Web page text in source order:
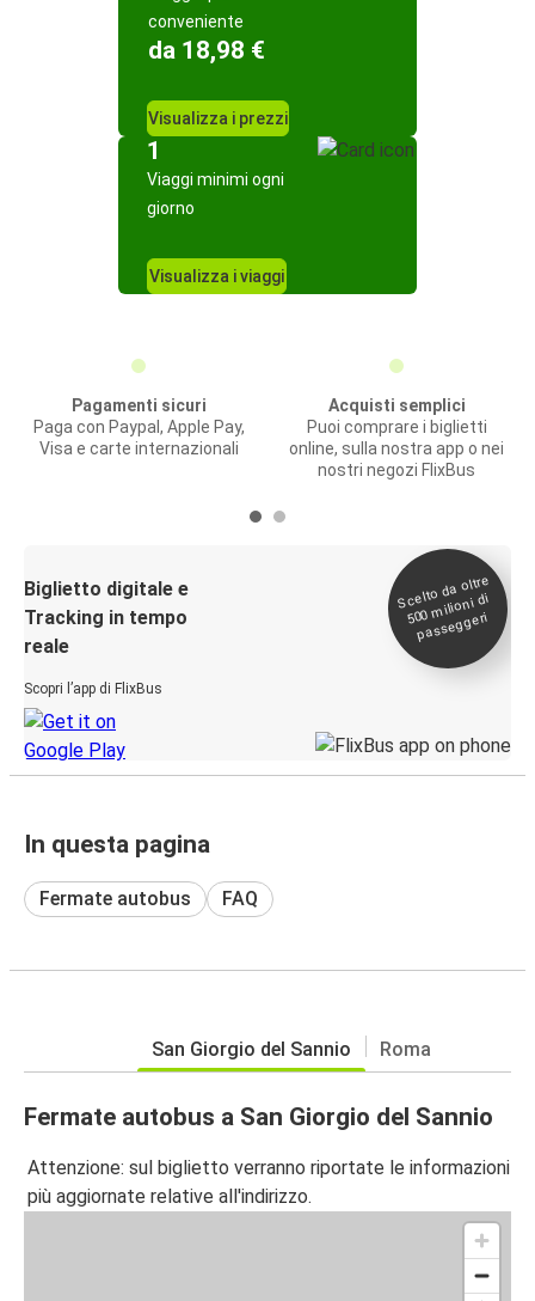
conveniente
da 18,98 €
Visualizza i prezzi
1
Viaggi minimi ogni
giorno
Visualizza i viaggi
Pagamenti sicuri
Paga con Paypal, Apple Pay,
Visa e carte internazionali
Acquisti semplici
Puoi comprare i biglietti
online, sulla nostra app o nei
nostri negozi FlixBus
Biglietto digitale e
Tracking in tempo
reale
Scopri l’app di FlixBus
Scelto da oltre
500
milioni di
passeggeri
In questa pagina
Fermate autobus FAQ
San Giorgio del Sannio Roma
Fermate autobus a San Giorgio del Sannio
Attenzione: sul biglietto verranno riportate le informazioni
più aggiornate relative all'indirizzo.